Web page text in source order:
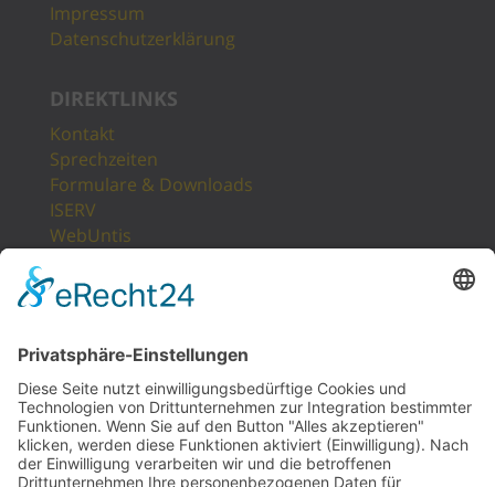
Impressum
Datenschutzerklärung
DIREKTLINKS
Kontakt
Sprechzeiten
Formulare & Downloads
ISERV
WebUntis
LogIn
Sitemap
POSTANSCHRIFT
Gesamtschule Osterfeld
Westfälische Straße 17
46117 Oberhausen